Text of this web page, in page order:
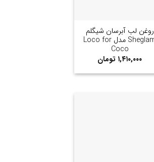
روغن لب آبرسان شیگلم
Sheglam مدل Loco for
Coco
۱,۴۱۰,۰۰۰ تومان